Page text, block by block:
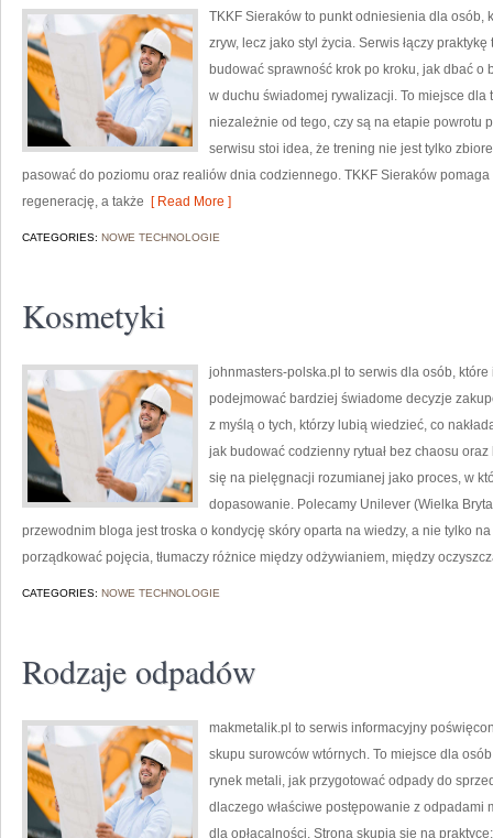
TKKF Sieraków to punkt odniesienia dla
zryw, lecz jako styl życia. Serwis łączy
budować sprawność krok po kroku, jak dbać
w duchu świadomej rywalizacji. To miejsce dla
niezależnie od tego, czy są na etapie powrotu
serwisu stoi idea, że trening nie jest tylko
pasować do poziomu oraz realiów dnia codziennego. TKKF Sieraków
regenerację, a także [ Read More ]
CATEGORIES: NOWE TECHNOLOGIE
Kosmetyki
johnmasters-polska.pl to serwis dla osób,
podejmować bardziej świadome decyzje
z myślą o tych, którzy lubią wiedzieć, co
jak budować codzienny rytuał bez chaosu
się na pielęgnacji rozumianej jako proces, w
dopasowanie. Polecamy Unilever (Wielka
przewodnim bloga jest troska o kondycję skóry oparta na wiedzy, a nie tylko
porządkować pojęcia, tłumaczy różnice między odżywianiem, między
CATEGORIES: NOWE TECHNOLOGIE
Rodzaje odpadów
makmetalik.pl to serwis informacyjny
skupu surowców wtórnych. To miejsce dla
rynek metali, jak przygotować odpady do
dlaczego właściwe postępowanie z
dla opłacalności. Strona skupia się na